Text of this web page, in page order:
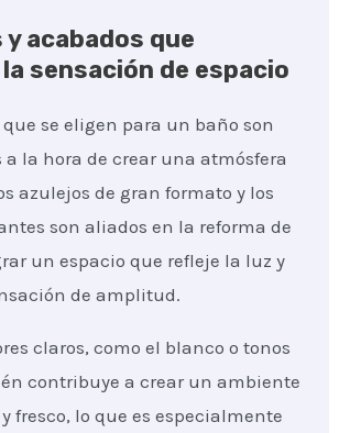
acabados que
sensación de espacio
se eligen para un baño son
la hora de crear una atmósfera
azulejos de gran formato y los
son aliados en la reforma de
un espacio que refleje la luz y
de amplitud.
claros, como el blanco o tonos
contribuye a crear un ambiente
fresco, lo que es especialmente